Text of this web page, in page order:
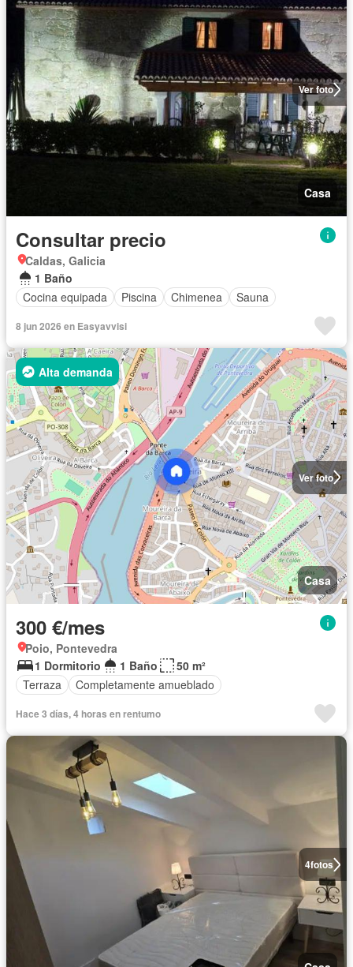
Ver foto
Casa
Consultar precio
Caldas, Galicia
1 Baño
Cocina equipada
Piscina Chimenea Sauna
8 jun 2026 en Easyavvisi
Ver foto
Alta demanda
Casa
300 €/mes
Poio, Pontevedra
1 Dormitorio
1 Baño
50 m²
Terraza
Completamente amueblado
Hace 3 días, 4 horas en rentumo
4fotos